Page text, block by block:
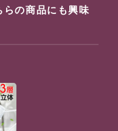
らの商品にも興味